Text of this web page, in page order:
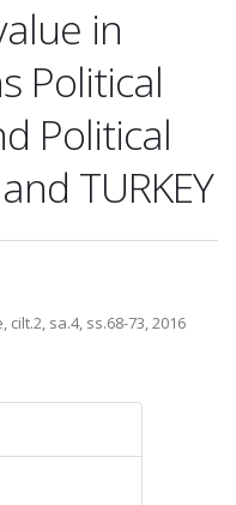
in
Political
Political
TURKEY
sa.4, ss.68-73, 2016